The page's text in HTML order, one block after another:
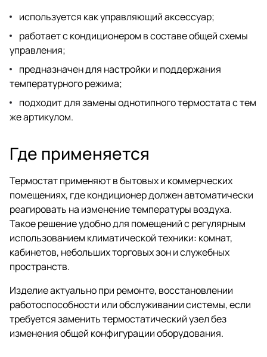
используется как управляющий аксессуар;
работает с кондиционером в составе общей схемы
управления;
предназначен для настройки и поддержания
температурного режима;
подходит для замены однотипного термостата с тем
же артикулом.
Где применяется
Термостат применяют в бытовых и коммерческих
помещениях, где кондиционер должен автоматически
реагировать на изменение температуры воздуха.
Такое решение удобно для помещений с регулярным
использованием климатической техники: комнат,
кабинетов, небольших торговых зон и служебных
пространств.
Изделие актуально при ремонте, восстановлении
работоспособности или обслуживании системы, если
требуется заменить термостатический узел без
изменения общей конфигурации оборудования.